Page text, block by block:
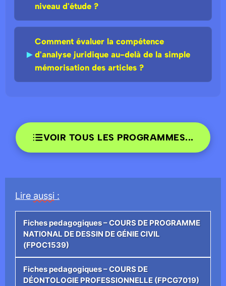
niveau d'étude ?
►
Comment évaluer la compétence
d'analyse juridique au-delà de la simple
mémorisation des articles ?
VOIR TOUS LES PROGRAMMES...
Lire aussi :
Fiches pedagogiques – COURS DE PROGRAMME
NATIONAL DE DESSIN DE GÉNIE CIVIL
(FPOC1539)
Fiches pedagogiques – COURS DE
DÉONTOLOGIE PROFESSIONNELLE (FPCG7019)